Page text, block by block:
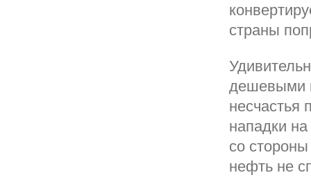
страны
дешевыми
несчастья
нападки
со
нефть не